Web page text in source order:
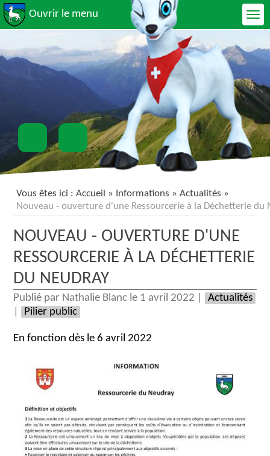
Ouvrir le menu
Vous êtes ici :Accueil » Informations »Actualités »
Nouveau - ouverture d'une Ressourcerie à la Déchetterie du
NOUVEAU - OUVERTURE D'UNE
RESSOURCERIE À LA DÉCHETTERIE
DU NEUDRAY
Publié par Nathalie Blanc le 1 avril 2022 |
Actualités
Pilier public
En fonction dès le 6 avril 2022